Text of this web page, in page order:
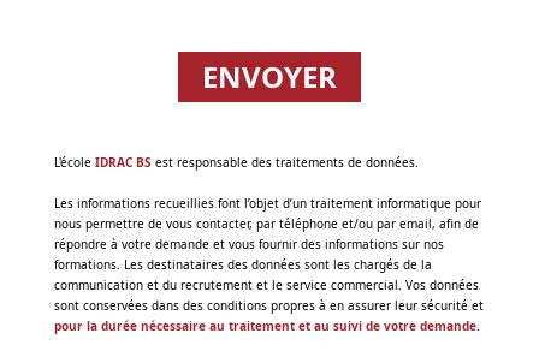
ENVOYER
‌L'école IDRAC BS est responsable des traitements de données.
Les informations recueillies font l’objet d’un traitement informatique pour
nous permettre de vous contacter, par téléphone et/ou par email, afin de
répondre à votre demande et vous fournir des informations sur nos
formations. Les destinataires des données sont les chargés de la
communication et du recrutement et le service commercial. Vos données
sont conservées dans des conditions propres à en assurer leur sécurité et
pour la durée nécessaire au traitement et au suivi de votre demande.